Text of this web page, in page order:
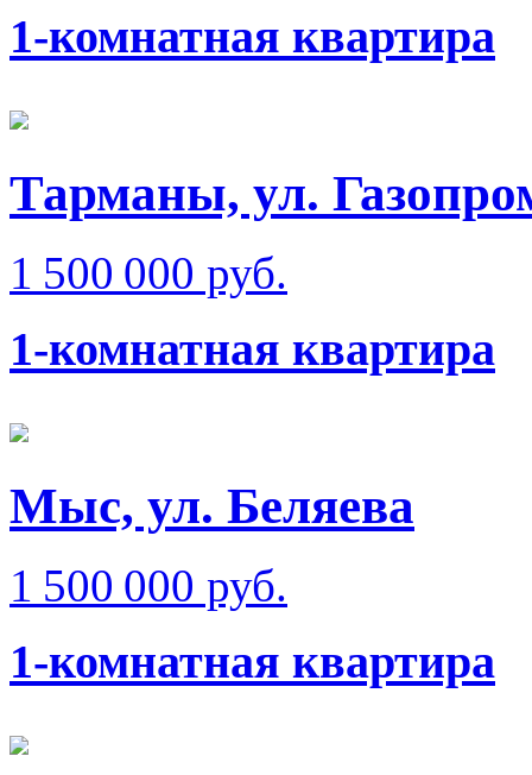
1-комнатная квартира
Тарманы, ул.
1 500 000 руб.
1-комнатная квартира
Мыс, ул. Беляева
1 500 000 руб.
1-комнатная квартира